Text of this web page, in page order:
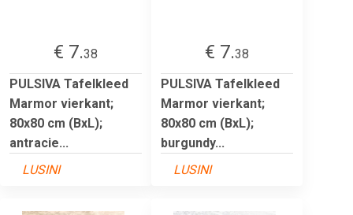
€ 7.38
PULSIVA Tafelkleed
Marmor vierkant;
80x80 cm (BxL);
antracie...
LUSINI
€ 7.38
PULSIVA Tafelkleed
Marmor vierkant;
80x80 cm (BxL);
burgundy...
LUSINI